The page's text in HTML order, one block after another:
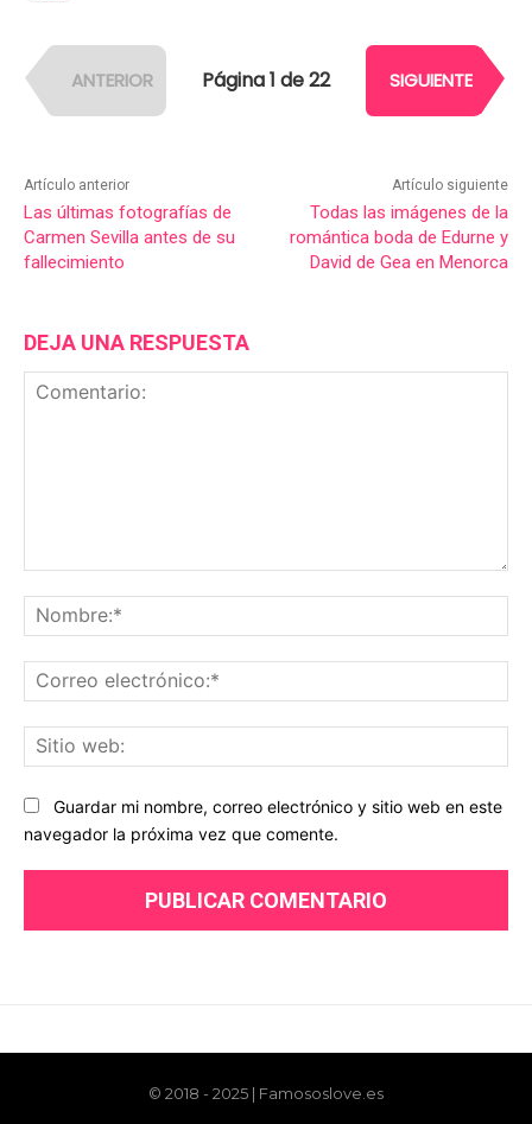
© 2018 - 2025 | Famososlove.es